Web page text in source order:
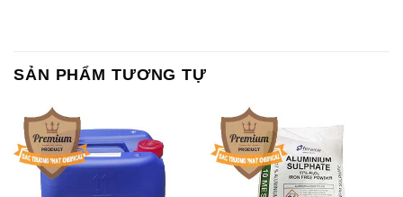
SẢN PHẨM TƯƠNG TỰ